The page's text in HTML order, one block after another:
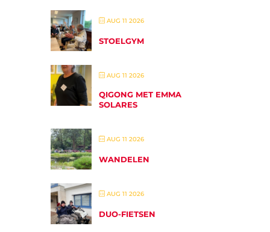
AUG 11 2026
STOELGYM
AUG 11 2026
QIGONG MET EMMA
SOLARES
AUG 11 2026
WANDELEN
AUG 11 2026
DUO-FIETSEN